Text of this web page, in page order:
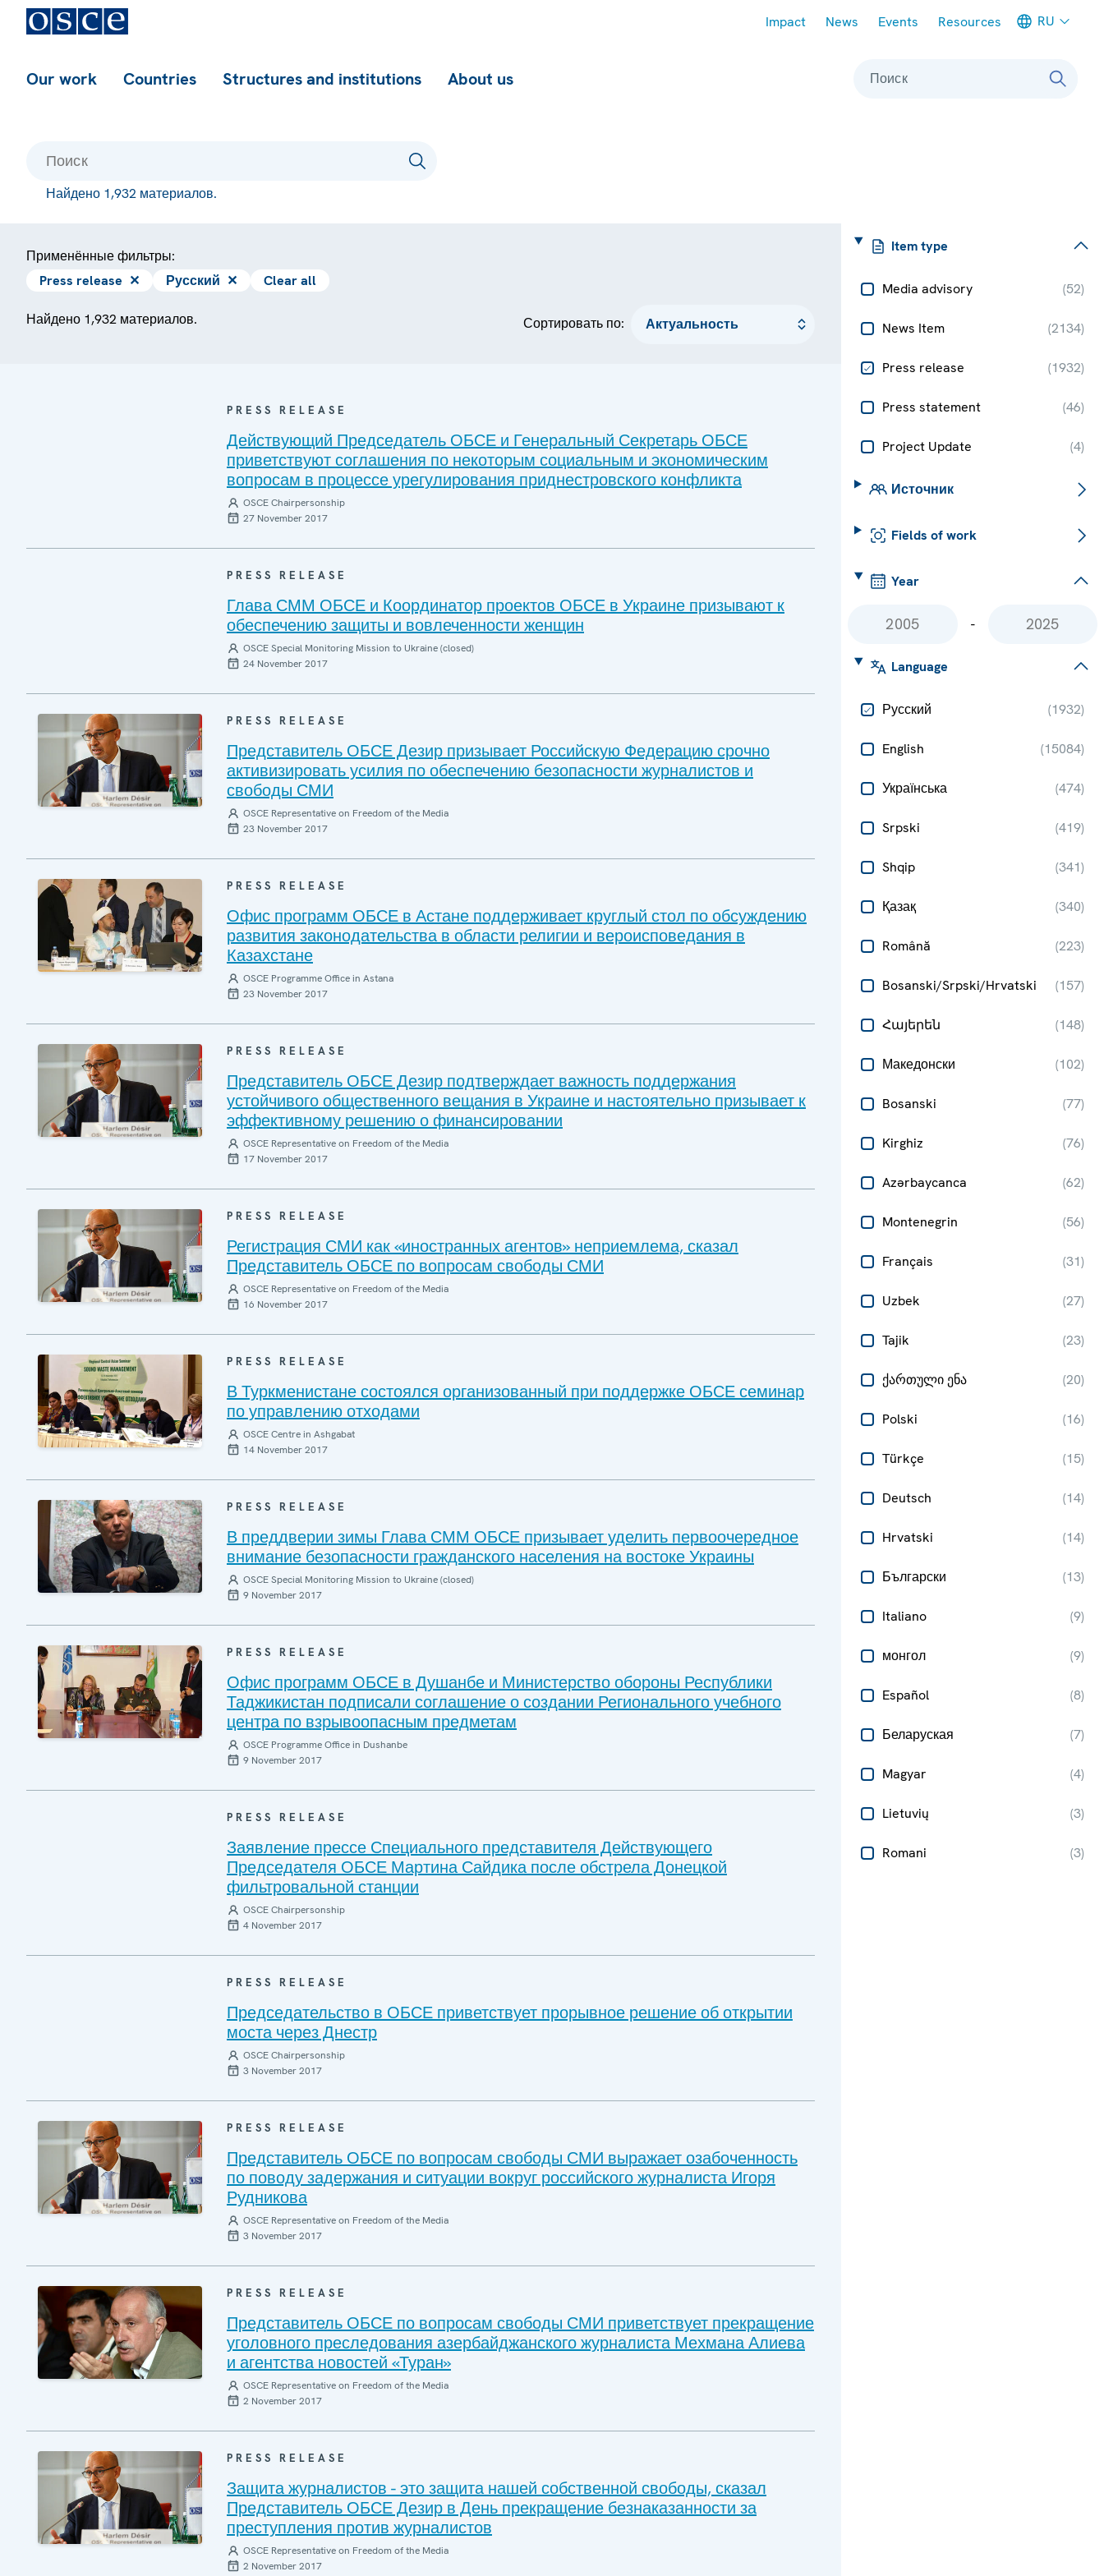
Impact News Events Resources RU
Our work Countries Structures and institutions About us Поиск
Найдено 1,932 материалов.
Item type
Media advisory (52)
News Item (2134)
Press release (1932)
Press statement (46)
Project Update (4)
Источник
Fields of work
Year
-
Language
Русский (1932)
English (15084)
Українська (474)
Srpski (419)
Shqip (341)
Қазақ (340)
Română (223)
Bosanski/Srpski/Hrvatski (157)
Հայերեն (148)
Македонски (102)
Bosanski (77)
Kirghiz (76)
Azərbaycanca (62)
Montenegrin (56)
Français (31)
Uzbek (27)
Tajik (23)
ქართული ენა (20)
Polski (16)
Türkçe (15)
Deutsch (14)
Hrvatski (14)
Български (13)
Italiano (9)
монгол (9)
Español (8)
Беларуская (7)
Magyar (4)
Lietuvių (3)
Romani (3)
Применённые фильтры:
Press release ✕ Русский ✕ Clear all
Найдено 1,932 материалов. Сортировать по:
PRESS RELEASE
Действующий Председатель ОБСЕ и Генеральный Секретарь ОБСЕ
приветствуют соглашения по некоторым социальным и экономическим
вопросам в процессе урегулирования приднестровского конфликта
OSCE Chairpersonship
27 November 2017
PRESS RELEASE
Глава СММ ОБСЕ и Координатор проектов ОБСЕ в Украине призывают к
обеспечению защиты и вовлеченности женщин
OSCE Special Monitoring Mission to Ukraine (closed)
24 November 2017
PRESS RELEASE
Представитель ОБСЕ Дезир призывает Российскую Федерацию срочно
активизировать усилия по обеспечению безопасности журналистов и
свободы СМИ
OSCE Representative on Freedom of the Media
23 November 2017
PRESS RELEASE
Офис программ ОБСЕ в Астане поддерживает круглый стол по обсуждению
развития законодательства в области религии и вероисповедания в
Казахстане
OSCE Programme Office in Astana
23 November 2017
PRESS RELEASE
Представитель ОБСЕ Дезир подтверждает важность поддержания
устойчивого общественного вещания в Украине и настоятельно призывает к
эффективному решению о финансировании
OSCE Representative on Freedom of the Media
17 November 2017
PRESS RELEASE
Регистрация СМИ как «иностранных агентов» неприемлема, сказал
Представитель ОБСЕ по вопросам свободы СМИ
OSCE Representative on Freedom of the Media
16 November 2017
PRESS RELEASE
В Туркменистане состоялся организованный при поддержке ОБСЕ семинар
по управлению отходами
OSCE Centre in Ashgabat
14 November 2017
PRESS RELEASE
В преддверии зимы Глава СММ ОБСЕ призывает уделить первоочередное
внимание безопасности гражданского населения на востоке Украины
OSCE Special Monitoring Mission to Ukraine (closed)
9 November 2017
PRESS RELEASE
Офис программ ОБСЕ в Душанбе и Министерство обороны Республики
Таджикистан подписали соглашение о создании Регионального учебного
центра по взрывоопасным предметам
OSCE Programme Office in Dushanbe
9 November 2017
PRESS RELEASE
Заявление прессе Специального представителя Действующего
Председателя ОБСЕ Мартина Сайдика после обстрела Донецкой
фильтровальной станции
OSCE Chairpersonship
4 November 2017
PRESS RELEASE
Председательство в ОБСЕ приветствует прорывное решение об открытии
моста через Днестр
OSCE Chairpersonship
3 November 2017
PRESS RELEASE
Представитель ОБСЕ по вопросам свободы СМИ выражает озабоченность
по поводу задержания и ситуации вокруг российского журналиста Игоря
Рудникова
OSCE Representative on Freedom of the Media
3 November 2017
PRESS RELEASE
Представитель ОБСЕ по вопросам свободы СМИ приветствует прекращение
уголовного преследования азербайджанского журналиста Мехмана Алиева
и агентства новостей «Туран»
OSCE Representative on Freedom of the Media
2 November 2017
PRESS RELEASE
Защита журналистов - это защита нашей собственной свободы, сказал
Представитель ОБСЕ Дезир в День прекращение безнаказанности за
преступления против журналистов
OSCE Representative on Freedom of the Media
2 November 2017